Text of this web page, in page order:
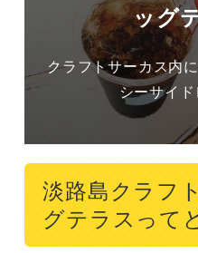
ッグ
クラフトサーカス内
シーサイド
淡路島クラフ
グテラスって